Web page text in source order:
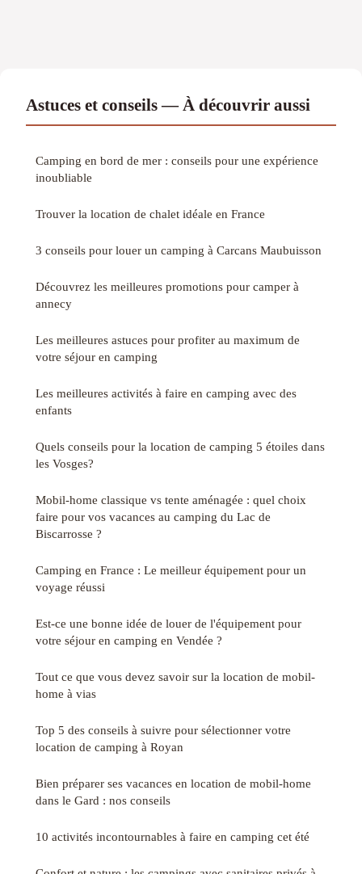
Astuces et conseils — À découvrir aussi
Camping en bord de mer : conseils pour une expérience
inoubliable
Trouver la location de chalet idéale en France
3 conseils pour louer un camping à Carcans Maubuisson
Découvrez les meilleures promotions pour camper à
annecy
Les meilleures astuces pour profiter au maximum de
votre séjour en camping
Les meilleures activités à faire en camping avec des
enfants
Quels conseils pour la location de camping 5 étoiles dans
les Vosges?
Mobil-home classique vs tente aménagée : quel choix
faire pour vos vacances au camping du Lac de
Biscarrosse ?
Camping en France : Le meilleur équipement pour un
voyage réussi
Est-ce une bonne idée de louer de l'équipement pour
votre séjour en camping en Vendée ?
Tout ce que vous devez savoir sur la location de mobil-
home à vias
Top 5 des conseils à suivre pour sélectionner votre
location de camping à Royan
Bien préparer ses vacances en location de mobil-home
dans le Gard : nos conseils
10 activités incontournables à faire en camping cet été